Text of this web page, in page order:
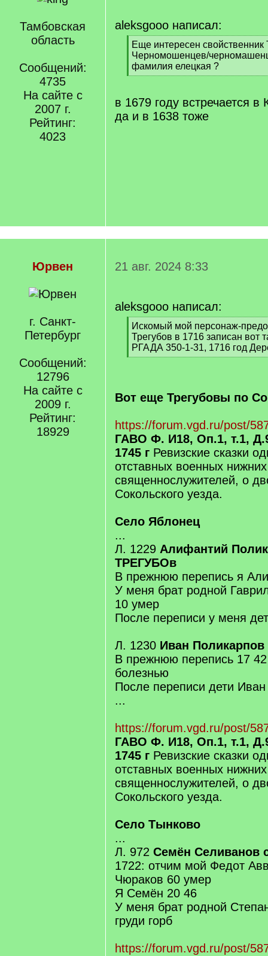
Тамбовская
область
Сообщений:
4735
На сайте с
2007 г.
Рейтинг:
4023
aleksgooo написал:
[
q
]
Еще интересен свойственник
Черномошенцев/
фамилия елецкая ?
[
q
]
в 1679 году встречается в
да и в 1638 тоже
Юрвен
г. Санкт-
Петербург
Сообщений:
12796
На сайте с
2009 г.
Рейтинг:
18929
21 авг. 2024 8:33
aleksgooo написал:
[
q
]
Искомый мой персонаж-
Трегубов в 1716 записан вот
РГАДА 350-1-31, 1716 год
[
Вот еще Трегубовы по
https://forum.vgd.ru/post/
ГАВО Ф. И18, Оп.1, т.1,
1745 г Ревизские сказки
отставных военных
священнослужителей, о
Сокольского уезда.
Село Яблонец
...
Л. 1229 Алифантий
ТРЕГУБОв
В прежнюю перепись я
У меня брат родной
10 умер
После переписи у меня
Л. 1230 Иван
В прежнюю перепись 17
болезнью
После переписи дети
...
https://forum.vgd.ru/post/
ГАВО Ф. И18, Оп.1, т.1,
1745 г Ревизские сказки
отставных военных
священнослужителей, о
Сокольского уезда.
Село Тынково
...
Л. 972 Семён Селиванов
1722: отчим мой Федот
Чюраков 60 умер
Я Семён 20 46
У меня брат родной
груди горб
https://forum.vgd.ru/post/